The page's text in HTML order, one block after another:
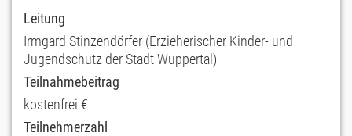
Leitung
Irmgard Stinzendörfer (Erzieherischer Kinder- und
Jugendschutz der Stadt Wuppertal)
Teilnahmebeitrag
kostenfrei €
Teilnehmerzahl